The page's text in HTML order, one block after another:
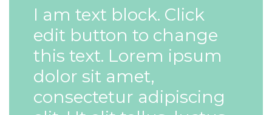
I am text block. Click
edit button to change
this text. Lorem ipsum
dolor sit amet,
consectetur adipiscing